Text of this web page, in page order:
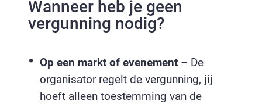
Wanneer heb je geen
vergunning nodig?
Op een markt of evenement – De
organisator regelt de vergunning, jij
hoeft alleen toestemming van de